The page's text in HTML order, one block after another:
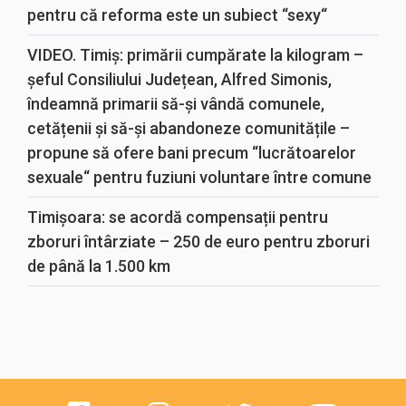
pentru că reforma este un subiect “sexy“
VIDEO. Timiș: primării cumpărate la kilogram –
șeful Consiliului Județean, Alfred Simonis,
îndeamnă primarii să-și vândă comunele,
cetățenii și să-și abandoneze comunitățile –
propune să ofere bani precum “lucrătoarelor
sexuale“ pentru fuziuni voluntare între comune
Timișoara: se acordă compensații pentru
zboruri întârziate – 250 de euro pentru zboruri
de până la 1.500 km